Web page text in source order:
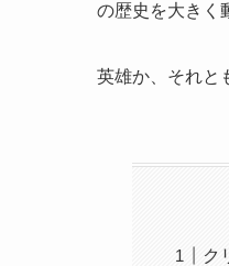
の歴史を大きく
英雄か、それと
ク